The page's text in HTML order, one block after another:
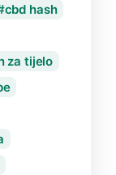
cbd hash
za tijelo